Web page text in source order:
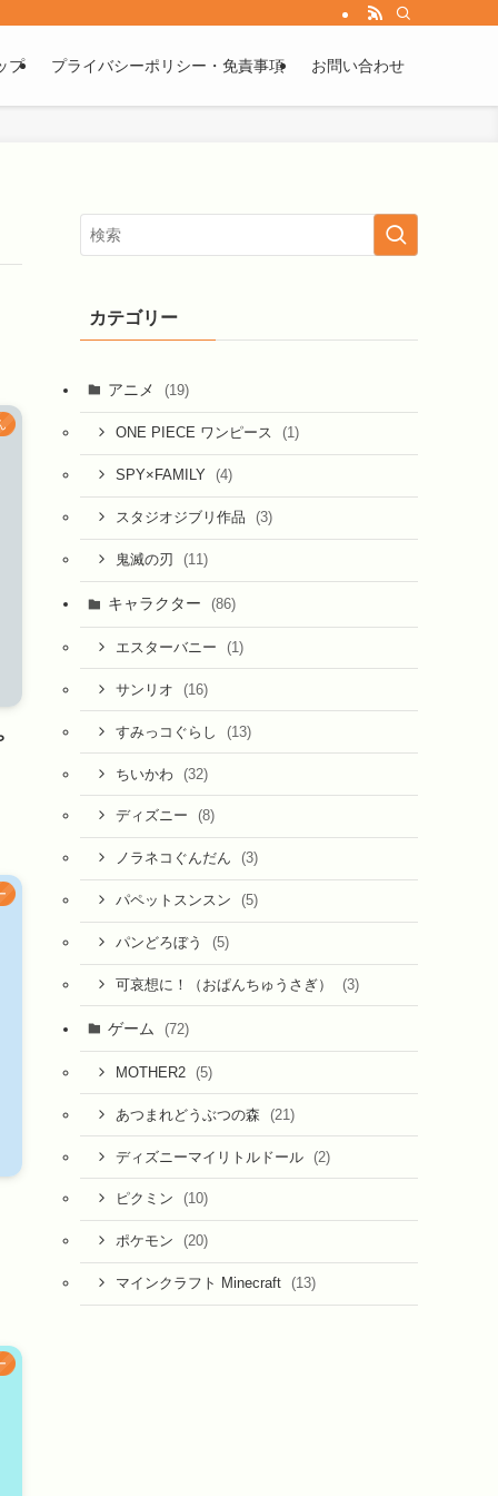
プ プライバシーポリシー・免責事項 お問い合わせ
カテゴリー
アニメ (19)
ONE PIECE ワンピース (1)
SPY×FAMILY (4)
スタジオジブリ作品 (3)
鬼滅の刃 (11)
キャラクター (86)
エスターバニー (1)
サンリオ (16)
すみっコぐらし (13)
ちいかわ (32)
ディズニー (8)
ノラネコぐんだん (3)
パペットスンスン (5)
パンどろぼう (5)
可哀想に！（おぱんちゅうさぎ） (3)
ゲーム (72)
MOTHER2 (5)
あつまれどうぶつの森 (21)
ディズニーマイリトルドール (2)
ピクミン (10)
ポケモン (20)
マインクラフト Minecraft (13)